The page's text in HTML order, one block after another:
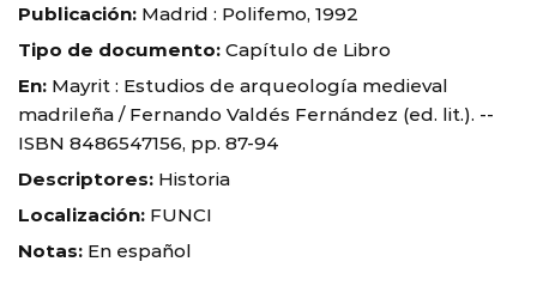
Publicación: Madrid : Polifemo, 1992
Tipo de documento: Capítulo de Libro
En: Mayrit : Estudios de arqueología medieval
madrileña / Fernando Valdés Fernández (ed. lit.). --
ISBN 8486547156, pp. 87-94
Descriptores: Historia
Localización: FUNCI
Notas: En español